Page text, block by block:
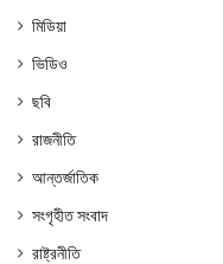
মিডিয়া
ভিডিও
ছবি
রাজনীতি
আন্তর্জাতিক
সংগৃহীত সংবাদ
রাষ্ট্রনীতি